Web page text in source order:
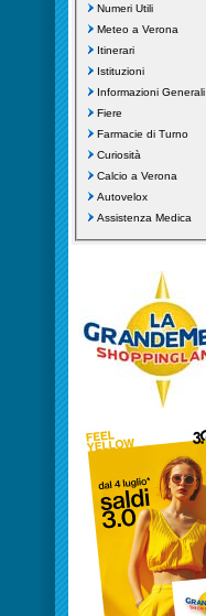
Numeri Utili
Meteo a Verona
Itinerari
Istituzioni
Informazioni Generali
Fiere
Farmacie di Turno
Curiosità
Calcio a Verona
Autovelox
Assistenza Medica